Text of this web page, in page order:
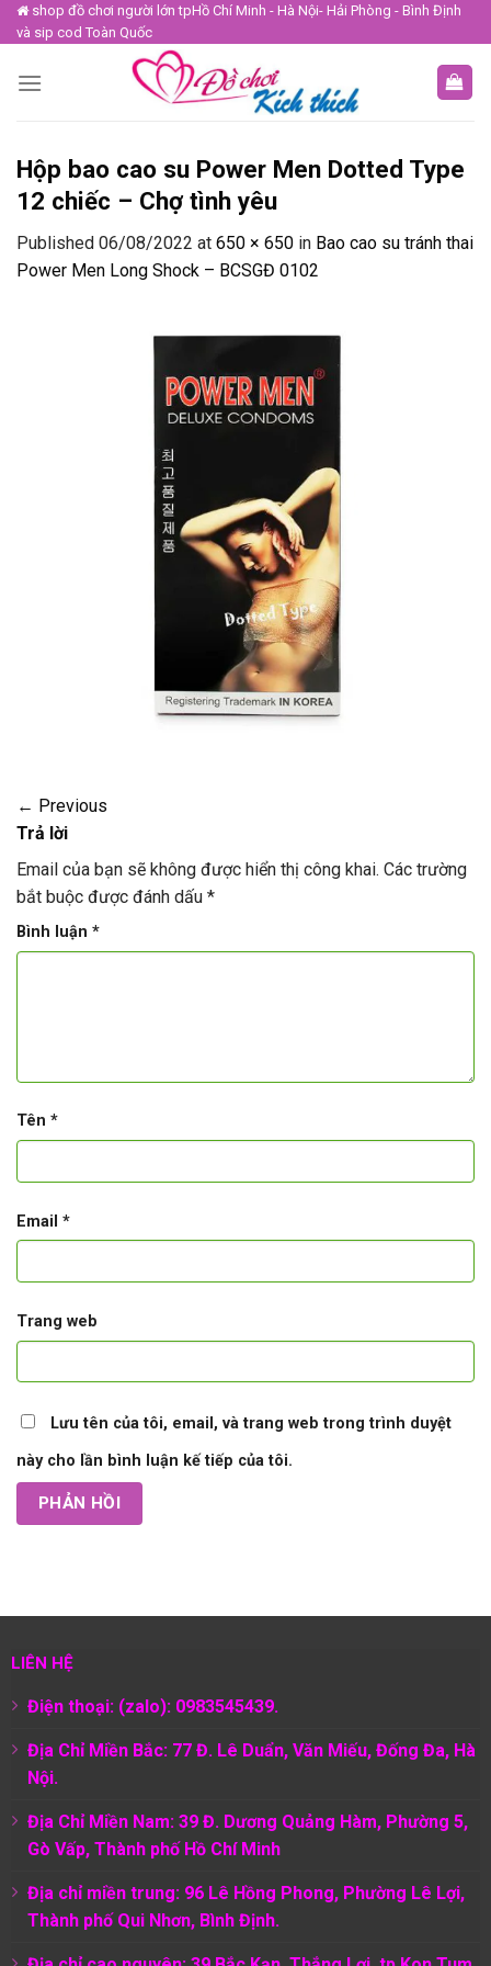
Skip
to
shop đồ chơi người lớn tpHồ Chí Minh - Hà Nội- Hải Phòng - Bình Định
và sip cod Toàn Quốc
Hộp bao cao su Power Men Dotted Type
12 chiếc – Chợ tình yêu
Published 06/08/2022 at 650 × 650 in Bao cao su tránh thai
Power Men Long Shock – BCSGĐ 0102
← Previous
Trả lời
Email của bạn sẽ không được hiển thị công khai. Các trường
bắt buộc được đánh dấu *
Bình luận *
Tên *
Email *
Trang web
Lưu tên của tôi, email, và trang web trong trình duyệt
này cho lần bình luận kế tiếp của tôi.
LIÊN HỆ
Điện thoại: (zalo): 0983545439.
Địa Chỉ Miền Bắc: 77 Đ. Lê Duẩn, Văn Miếu, Đống Đa, Hà
Nội.
Địa Chỉ Miền Nam: 39 Đ. Dương Quảng Hàm, Phường 5,
Gò Vấp, Thành phố Hồ Chí Minh
Địa chỉ miền trung: 96 Lê Hồng Phong, Phường Lê Lợi,
Thành phố Qui Nhơn, Bình Định.